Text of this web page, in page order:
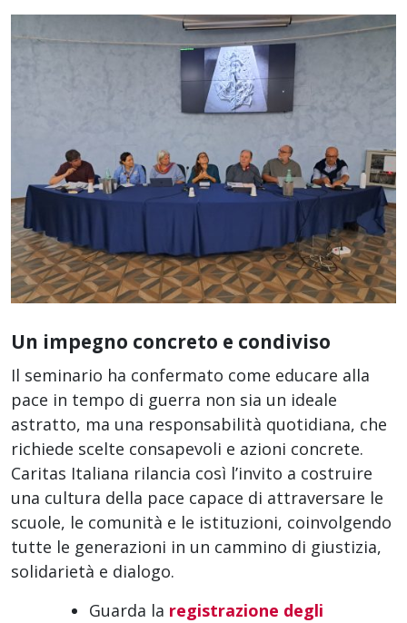
Un impegno concreto e condiviso
Il seminario ha confermato come educare alla
pace in tempo di guerra non sia un ideale
astratto, ma una responsabilità quotidiana, che
richiede scelte consapevoli e azioni concrete.
Caritas Italiana rilancia così l’invito a costruire
una cultura della pace capace di attraversare le
scuole, le comunità e le istituzioni, coinvolgendo
tutte le generazioni in un cammino di giustizia,
solidarietà e dialogo.
Guarda la registrazione degli